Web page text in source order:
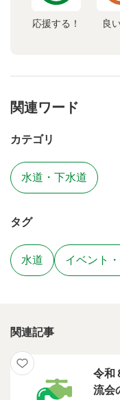
応援する！ 良
関連ワード
カテゴリ
水道・下水道
タグ
水道 イベント
関連記事
令和
流会